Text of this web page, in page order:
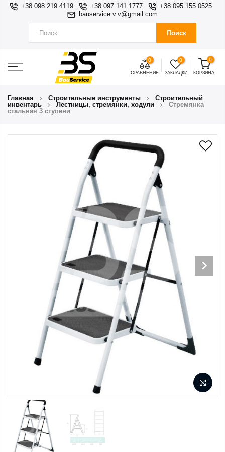
+38 098 219 4119 +38 097 141 1777
+38 095 155 0525
bauservice.v.v@gmail.com
Поиск
0
СРАВНЕНИЕ
0
ЗАКЛАДКИ
0
КОРЗИНА
Главная Строительные инструменты
Строительный
инвентарь
Лестницы, стремянки, ходули
Стремянка
стальная 3 ступени